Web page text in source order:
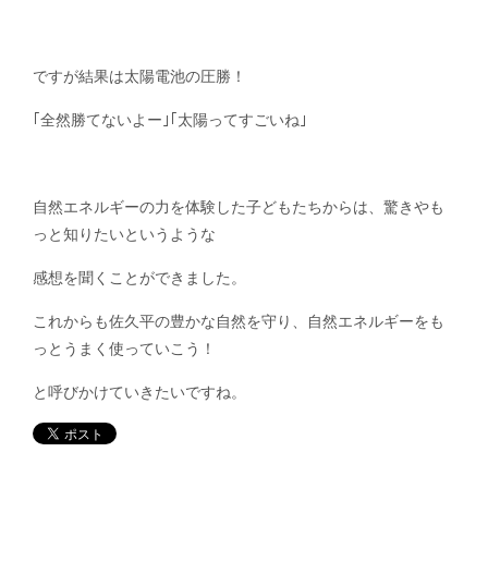
ですが結果は太陽電池の圧勝！
｢全然勝てないよー｣｢太陽ってすごいね｣
自然エネルギーの力を体験した子どもたちからは、驚きやも
っと知りたいというような
感想を聞くことができました。
これからも佐久平の豊かな自然を守り、自然エネルギーをも
っとうまく使っていこう！
と呼びかけていきたいですね。